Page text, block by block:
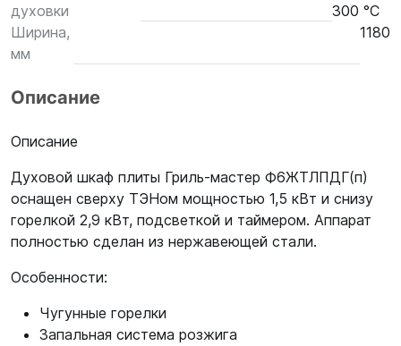
духовки
300 °С
Ширина,
мм
1180
Описание
Описание
Духовой шкаф плиты Гриль-мастер Ф6ЖТЛПДГ(п)
оснащен сверху ТЭНом мощностью 1,5 кВт и снизу
горелкой 2,9 кВт, подсветкой и таймером. Аппарат
полностью сделан из нержавеющей стали.
Особенности:
Чугунные горелки
Запальная система розжига